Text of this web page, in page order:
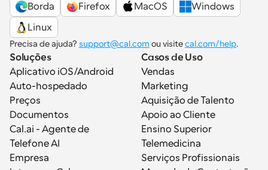
Borda
Firefox MacOS
Windows
Linux
Precisa de ajuda? support@cal.com ou visite cal.com/help.
Soluções
Aplicativo iOS/Android
Auto-hospedado
Preços
Documentos
Cal.ai - Agente de
Telefone AI
Empresa
Casos de Uso
Vendas
Marketing
Aquisição de Talento
Apoio ao Cliente
Ensino Superior
Telemedicina
Serviços Profissionais